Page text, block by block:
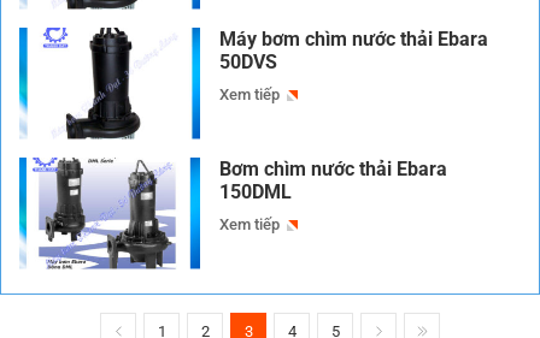
Máy bơm chìm nước thải Ebara
50DVS
Xem tiếp
Bơm chìm nước thải Ebara
150DML
Xem tiếp
1 2 3 4 5